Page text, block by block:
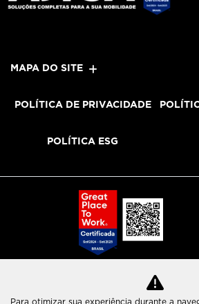
MAPA DO SITE
POLÍTICA DE PRIVACIDADE
POLÍTICA ESG
Para otimizar sua experiência durante a